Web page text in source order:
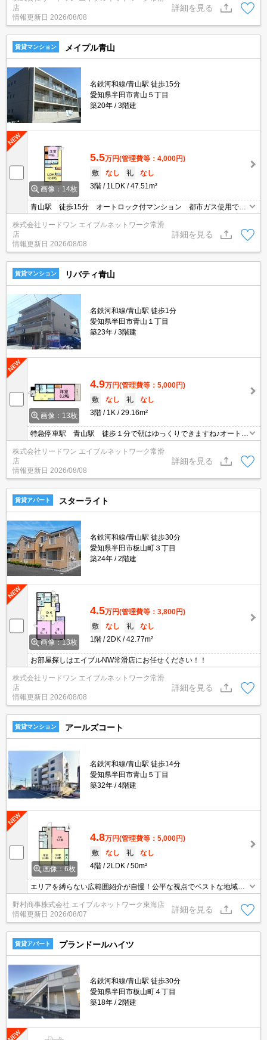
店
情報更新日 2026/08/08
詳細を見る
賃貸マンション メイプル青山
名鉄河和線/青山駅 徒歩15分
愛知県半田市青山５丁目
築20年
3階建
画像：14枚
5.5万円(管理費等：4,000円)
敷
なし 礼
なし
3階
1LDK 47.51m²
青山駅 徒歩15分 オートロック付マンション 都市ガス使用で光
熱費節約！追焚き
株式会社リードワン エイブルネットワーク常滑
店
情報更新日 2026/08/08
詳細を見る
賃貸マンション リバティ青山
名鉄河和線/青山駅 徒歩1分
愛知県半田市青山１丁目
築23年
3階建
画像：13枚
4.9万円(管理費等：5,000円)
敷
なし 礼
なし
3階
1K 29.16m²
特急停車駅 青山駅 徒歩１分で朝はゆっくりできますね♪オートロ
ック付き
株式会社リードワン エイブルネットワーク常滑
店
情報更新日 2026/08/08
詳細を見る
賃貸アパート スターライト
名鉄河和線/青山駅 徒歩30分
愛知県半田市板山町３丁目
築24年
2階建
画像：13枚
4.5万円(管理費等：3,800円)
敷
なし 礼
なし
1階
2DK 42.77m²
お部屋探しはエイブルNW常滑店にお任せください！！
株式会社リードワン エイブルネットワーク常滑
店
情報更新日 2026/08/08
詳細を見る
賃貸マンション アールズコート
名鉄河和線/青山駅 徒歩14分
愛知県半田市青山５丁目
築32年
4階建
画像：6枚
4.8万円(管理費等：5,000円)
敷
なし 礼
なし
4階
2LDK 50m²
エリアを縛らない広範囲紹介が自慢！公平な視点でベストな地域を
ご提案します。現地集合・オンライン対応！
野村商事株式会社 エイブルネットワーク東海店
情報更新日 2026/08/07
詳細を見る
賃貸アパート プランドールハイツ
名鉄河和線/青山駅 徒歩30分
愛知県半田市板山町４丁目
築18年
2階建